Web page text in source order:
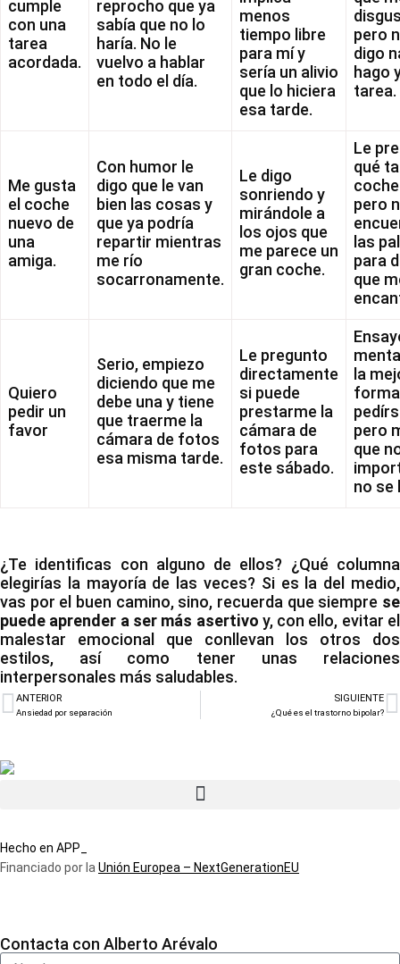
cumple
con una
tarea
acordada.
reprocho que ya
sabía que no lo
haría. No le
vuelvo a hablar
en todo el día.
menos
tiempo libre
para mí y
sería un alivio
que lo hiciera
esa tarde.
pero
digo
hago
tarea.
Me gusta
el coche
nuevo de
una
amiga.
Con humor le
digo que le van
bien las cosas y
que ya podría
repartir mientras
me río
socarronamente.
Le digo
sonriendo y
mirándole a
los ojos que
me parece un
gran coche.
Le
qué
pero
las
para
que
Quiero
pedir un
favor
Serio, empiezo
diciendo que me
debe una y tiene
que traerme la
cámara de fotos
esa misma tarde.
Le pregunto
directamente
si puede
prestarme la
cámara de
fotos para
este sábado.
la
pero
que
no se
¿Te identificas con alguno de ellos? ¿Qué columna
elegirías la mayoría de las veces? Si es la del medio,
vas por el buen camino, sino, recuerda que siempre se
puede aprender a ser más asertivo y, con ello, evitar el
malestar emocional que conllevan los otros dos
estilos, así como tener unas relaciones
interpersonales más saludables.
ANTERIOR
Ansiedad por separación
SIGUIENTE
¿Qué es el trastorno bipolar?
Hecho en APP_
Financiado por la Unión Europea – NextGenerationEU
Contacta con Alberto Arévalo